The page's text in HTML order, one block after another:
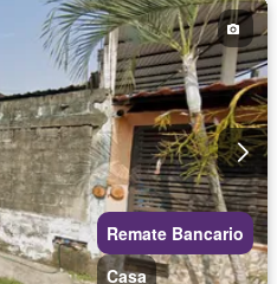
Remate Bancario
Casa